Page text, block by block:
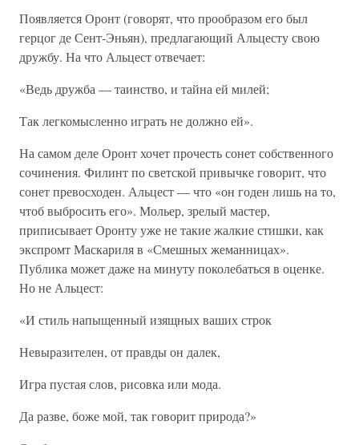
Появляется Оронт (говорят, что прообразом его был
герцог де Сент-Эньян), предлагающий Альцесту свою
дружбу. На что Альцест отвечает:
«Ведь дружба — таинство, и тайна ей милей;
Так легкомысленно играть не должно ей».
На самом деле Оронт хочет прочесть сонет собственного
сочинения. Филинт по светской привычке говорит, что
сонет превосходен. Альцест — что «он годен лишь на то,
чтоб выбросить его». Мольер, зрелый мастер,
приписывает Оронту уже не такие жалкие стишки, как
экспромт Маскариля в «Смешных жеманницах».
Публика может даже на минуту поколебаться в оценке.
Но не Альцест:
«И стиль напыщенный изящных ваших строк
Невыразителен, от правды он далек,
Игра пустая слов, рисовка или мода.
Да разве, боже мой, так говорит природа?»